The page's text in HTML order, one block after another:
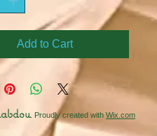
Add to Cart
. Proudly created with Wix.com